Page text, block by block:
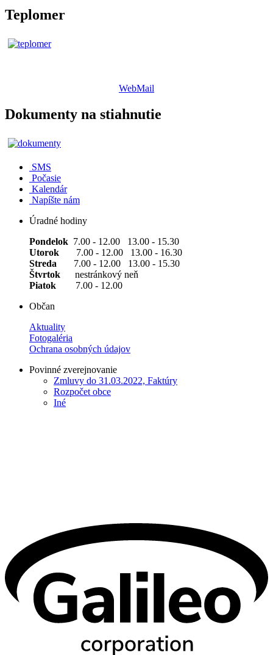
Teplomer
WebMail
Dokumenty na stiahnutie
SMS
Počasie
Kalendár
Napíšte nám
Úradné hodiny
Pondelok 7.00 - 12.00 13.00 - 15.30
Utorok
7.00 - 12.00 13.00 - 16.30
Streda 7.00 - 12.00 13.00 - 15.30
Štvrtok
nestránkový neň
Piatok 7.00 - 12.00
Občan
Aktuality
Fotogaléria
Ochrana osobných údajov
Povinné zverejnovanie
Zmluvy do 31.03.2022, Faktúry
Rozpočet obce
Iné